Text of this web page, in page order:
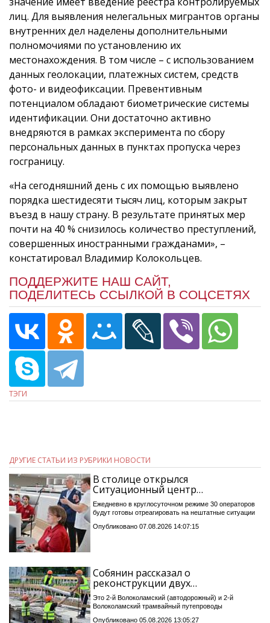
лиц. Для выявления нелегальных мигрантов органы
внутренних дел наделены дополнительными
полномочиями по установлению их
местонахождения. В том числе – с использованием
данных геолокации, платежных систем, средств
фото- и видеофиксации. Превентивным
потенциалом обладают биометрические системы
идентификации. Они достаточно активно
внедряются в рамках эксперимента по сбору
персональных данных в пунктах пропуска через
госграницу.
«На сегодняшний день с их помощью выявлено
порядка шестидесяти тысяч лиц, которым закрыт
въезд в нашу страну. В результате принятых мер
почти на 40 % снизилось количество преступлений,
совершенных иностранными гражданами», –
констатировал Владимир Колокольцев.
ПОДДЕРЖИТЕ НАШ САЙТ,
ПОДЕЛИТЕСЬ ССЫЛКОЙ В СОЦСЕТЯХ
ТЭГИ
ДРУГИЕ СТАТЬИ ИЗ РУБРИКИ НОВОСТИ
В столице открылся
Ситуационный центр…
Ежедневно в круглосуточном режиме 30 операторов
будут готовы отреагировать на нештатные ситуации
Опубликовано 07.08.2026 14:07:15
Собянин рассказал о
реконструкции двух…
Это 2-й Волоколамский (автодорожный) и 2-й
Волоколамский трамвайный путепроводы
Опубликовано 05.08.2026 13:05:27